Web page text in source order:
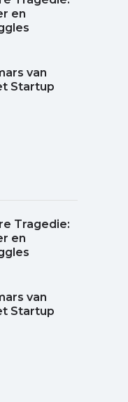
en
van
Startup
Tragedie:
en
van
Startup